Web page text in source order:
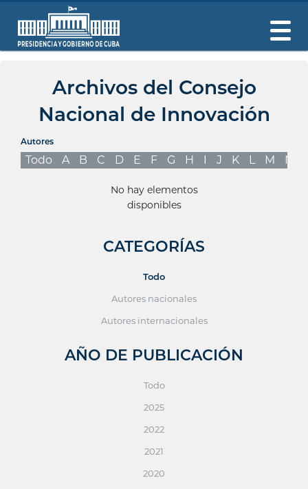
Archivos del Consejo
Nacional de Innovación
Autores
Todo A B C D E F G H I J K L M N
No hay elementos
disponibles
CATEGORÍAS
Todo
Autores nacionales
Autores internacionales
AÑO DE PUBLICACIÓN
Todo
2025
2022
2021
2020